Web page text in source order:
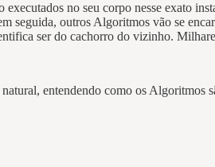
no seu corpo nesse exato
outros Algoritmos vão se
ser do cachorro do vizinho.
entendendo como os Algoritmos